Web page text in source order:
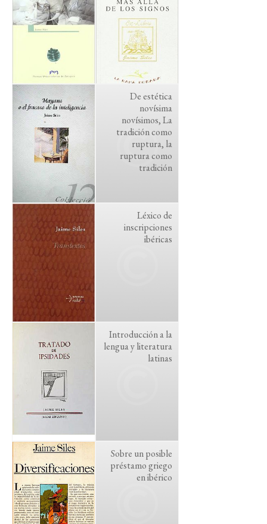
De estética
novísima
novísimos, La
tradición como
ruptura, la
ruptura como
tradición
Léxico de
inscripciones
ibéricas
Introducción a la
lengua y literatura
latinas
Sobre un posible
préstamo griego
en ibérico